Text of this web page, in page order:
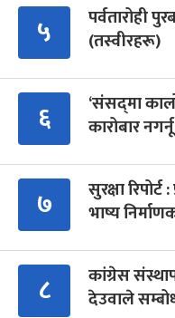
५
पर्वतारोही
(तस्वीरहरू)
६
‘संसद्‍मा
कारोबार
७
सुरक्षा
भाष्य
८
कांग्रेस
देउवाले